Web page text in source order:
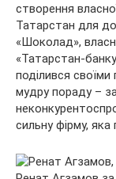
створення
Татарстан для
«Шоколад»,
«Татарстан-
поділився
мудру пораду –
сильну фірму,